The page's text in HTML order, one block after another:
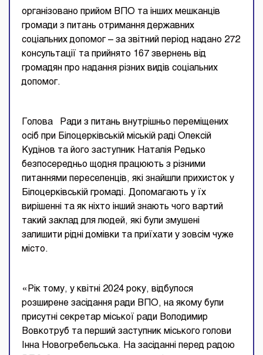
організовано прийом ВПО та інших мешканців
громади з питань отримання державних
соціальних допомог – за звітний період надано 272
консультації та прийнято 167 звернень від
громадян про надання різних видів соціальних
допомог.
Голова Ради з питань внутрішньо переміщених
осіб при Білоцерківській міській раді Олексій
Кудінов та його заступник Наталія Редько
безпосередньо щодня працюють з різними
питаннями переселенців, які знайшли прихисток у
Білоцерківській громаді. Допомагають у їх
вирішенні та як ніхто інший знають чого вартий
такий заклад для людей, які були змушені
залишити рідні домівки та приїхати у зовсім чуже
місто.
«Рік тому, у квітні 2024 року, відбулося
розширене засідання ради ВПО, на якому були
присутні секретар міської ради Володимир
Вовкотруб та перший заступник міського голови
Інна Новогребельська. На засіданні перед радою